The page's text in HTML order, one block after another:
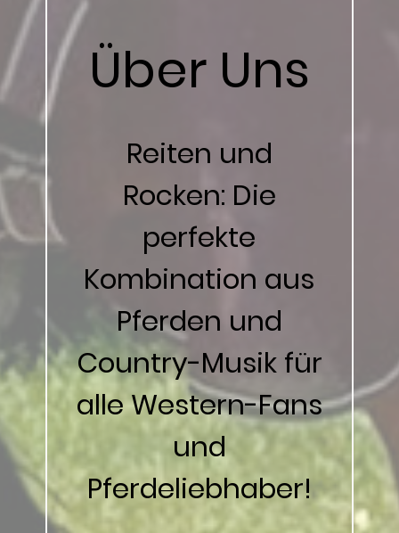
Über Uns
Reiten und
Rocken: Die
perfekte
Kombination aus
Pferden und
Country-Musik für
alle Western-Fans
und
Pferdeliebhaber!